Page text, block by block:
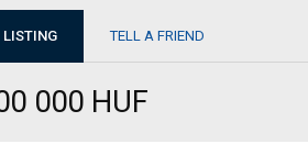
LISTING TELL A FRIEND
000 HUF